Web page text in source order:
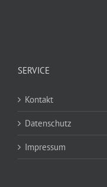
SERVICE
Kontakt
Datenschutz
Impressum